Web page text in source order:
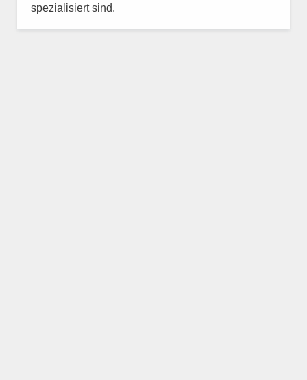
spezialisiert sind.